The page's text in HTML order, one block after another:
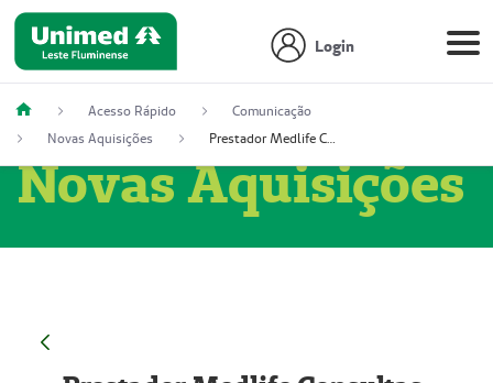
Login
Acesso Rápido
Comunicação
Novas Aquisições
Prestador Medlife Consultas e Diagnósticos (51004334-2)
Novas Aquisições